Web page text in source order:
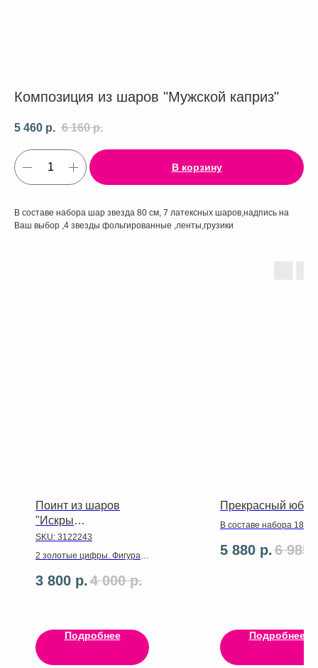
Композиция из шаров "Мужской каприз"
5 460 р. 6 160 р.
В корзину
В составе набора шар звезда 80 см, 7 латексных шаров,надпись на
Ваш выбор ,4 звезды фольгированные ,ленты,грузики
Поинт из шаров
"Искры
шампанского"
SKU: 3122243
2 золотые цифры. Фигура
золотая. Разнокалиберная
Разнокалибернпя из
прозрачных в декоре. Шдм.
3 800 р.4 000 р.
Подробнее
Прекрасный
В составе набора 18
фигуры 40см, 2 цифры
5 880 р.6 985
Подробнее